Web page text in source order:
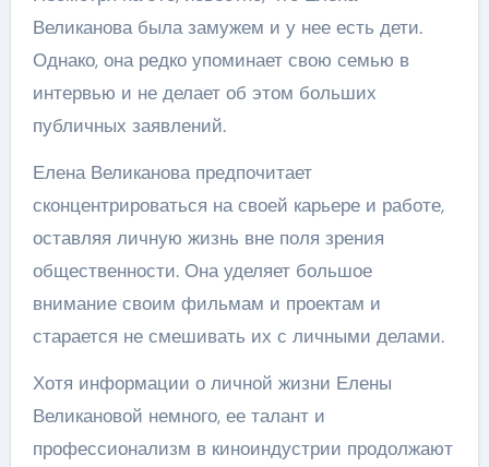
Великанова была замужем и у нее есть дети.
Однако, она редко упоминает свою семью в
интервью и не делает об этом больших
публичных заявлений.
Елена Великанова предпочитает
сконцентрироваться на своей карьере и работе,
оставляя личную жизнь вне поля зрения
общественности. Она уделяет большое
внимание своим фильмам и проектам и
старается не смешивать их с личными делами.
Хотя информации о личной жизни Елены
Великановой немного, ее талант и
профессионализм в киноиндустрии продолжают